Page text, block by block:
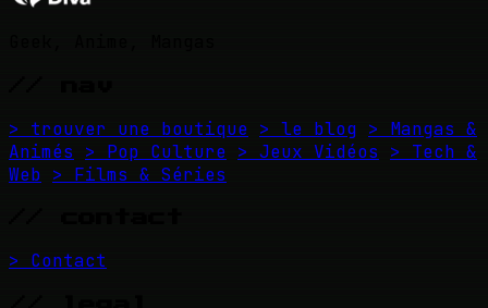
> trouver une boutique > le blog > Mangas &
Animés
> Pop Culture > Jeux Vidéos
> Tech &
Web > Films & Séries
> Contact